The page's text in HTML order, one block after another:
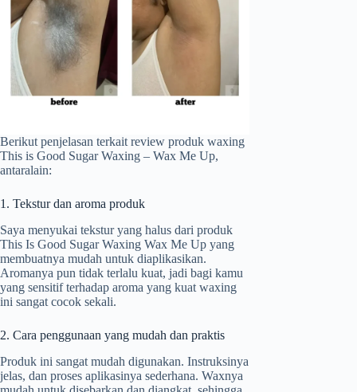
Berikut penjelasan terkait review produk waxing
This is Good Sugar Waxing – Wax Me Up,
antaralain:
1. Tekstur dan aroma produk
Saya menyukai tekstur yang halus dari produk
This Is Good Sugar Waxing Wax Me Up yang
membuatnya mudah untuk diaplikasikan.
Aromanya pun tidak terlalu kuat, jadi bagi kamu
yang sensitif terhadap aroma yang kuat waxing
ini sangat cocok sekali.
2. Cara penggunaan yang mudah dan praktis
Produk ini sangat mudah digunakan. Instruksinya
jelas, dan proses aplikasinya sederhana. Waxnya